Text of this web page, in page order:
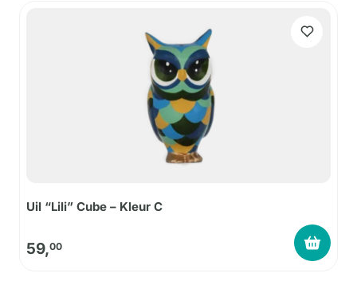
Uil “Lili” Cube – Kleur C
59,00